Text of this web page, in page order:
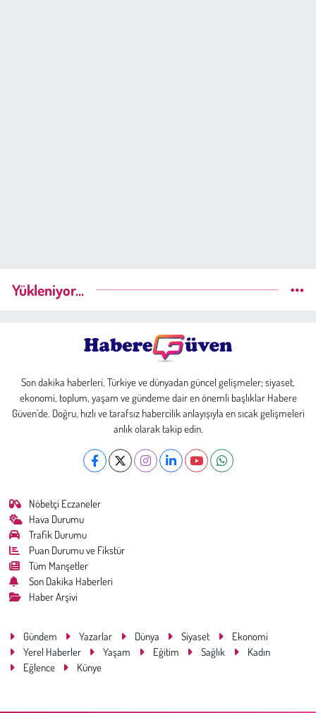
Yükleniyor...
Son dakika haberleri, Türkiye ve dünyadan güncel gelişmeler; siyaset,
ekonomi, toplum, yaşam ve gündeme dair en önemli başlıklar Habere
Güven’de. Doğru, hızlı ve tarafsız habercilik anlayışıyla en sıcak gelişmeleri
anlık olarak takip edin.
Nöbetçi Eczaneler
Hava Durumu
Trafik Durumu
Puan Durumu ve Fikstür
Tüm Manşetler
Son Dakika Haberleri
Haber Arşivi
Gündem Yazarlar Dünya Siyaset
Ekonomi
Yerel Haberler
Yaşam Eğitim Sağlık
Kadın
Eğlence
Künye